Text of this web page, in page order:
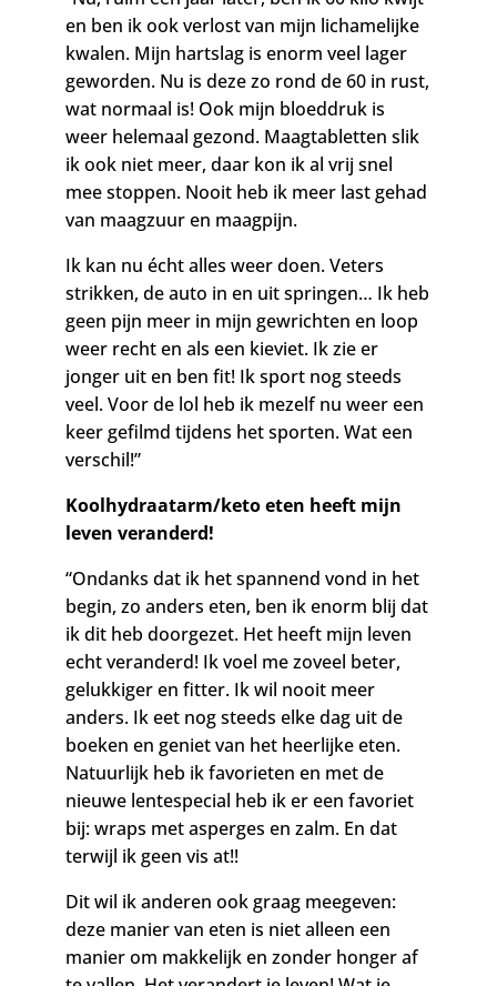
en ben ik ook verlost van mijn lichamelijke
kwalen. Mijn hartslag is enorm veel lager
geworden. Nu is deze zo rond de 60 in rust,
wat normaal is! Ook mijn bloeddruk is
weer helemaal gezond. Maagtabletten slik
ik ook niet meer, daar kon ik al vrij snel
mee stoppen. Nooit heb ik meer last gehad
van maagzuur en maagpijn.
Ik kan nu écht alles weer doen. Veters
strikken, de auto in en uit springen… Ik heb
geen pijn meer in mijn gewrichten en loop
weer recht en als een kieviet. Ik zie er
jonger uit en ben fit! Ik sport nog steeds
veel. Voor de lol heb ik mezelf nu weer een
keer gefilmd tijdens het sporten. Wat een
verschil!”
Koolhydraatarm/keto eten heeft mijn
leven veranderd!
“Ondanks dat ik het spannend vond in het
begin, zo anders eten, ben ik enorm blij dat
ik dit heb doorgezet. Het heeft mijn leven
echt veranderd! Ik voel me zoveel beter,
gelukkiger en fitter. Ik wil nooit meer
anders. Ik eet nog steeds elke dag uit de
boeken en geniet van het heerlijke eten.
Natuurlijk heb ik favorieten en met de
nieuwe lentespecial heb ik er een favoriet
bij: wraps met asperges en zalm. En dat
terwijl ik geen vis at!!
Dit wil ik anderen ook graag meegeven:
deze manier van eten is niet alleen een
manier om makkelijk en zonder honger af